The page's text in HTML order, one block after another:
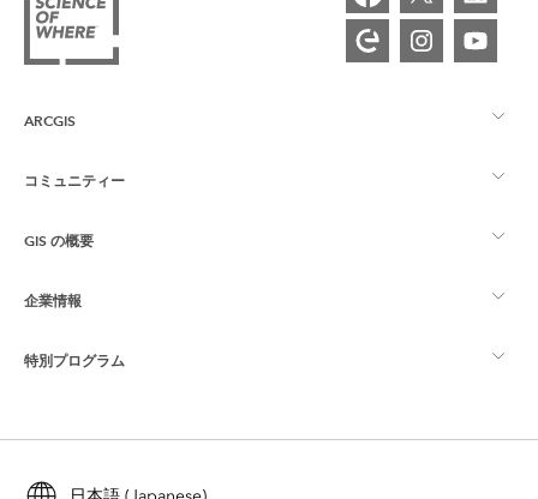
ARCGIS
ArcGIS の概要
マッピング
コミュニティー
Esri Community
ArcGIS ブログ
GIS の概要
GIS とは
ロケーション インテリジェンス
トレーニング
企業情報
Esri について
特別プログラム
ArcGIS for Student Use